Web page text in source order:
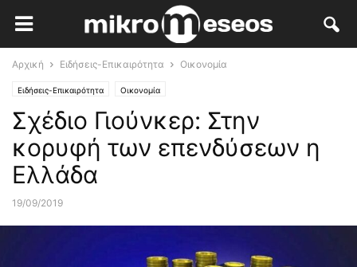
Αρχική Ειδήσεις-Επικαιρότητα Οικονομία
Ειδήσεις-Επικαιρότητα Οικονομία
Σχέδιο Γιούνκερ: Στην
κορυφή των επενδύσεων η
Ελλάδα
19/09/2019